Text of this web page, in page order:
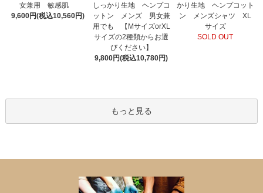
女兼用 敏感肌
9,600円(税込10,560円)
しっかり生地 ヘンプコ
ットン メンズ 男女兼
用でも 【MサイズorXL
サイズの2種類からお選
びください】
9,800円(税込10,780円)
かり生地 ヘンプコット
ン メンズシャツ XL
サイズ
SOLD OUT
もっと見る